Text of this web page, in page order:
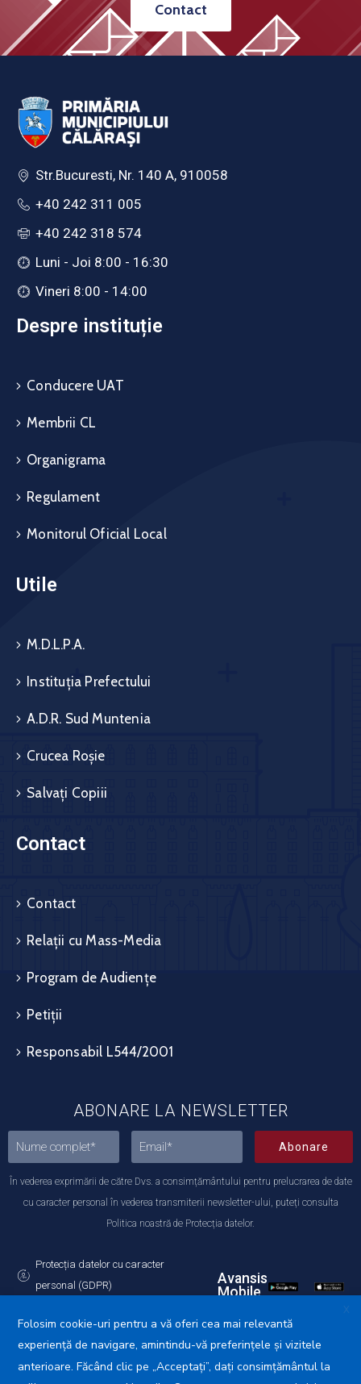
Contact
Str.Bucuresti, Nr. 140 A, 910058
+40 242 311 005
+40 242 318 574
Luni - Joi 8:00 - 16:30
Vineri 8:00 - 14:00
Despre instituție
Conducere UAT
Membrii CL
Organigrama
Regulament
Monitorul Oficial Local
Utile
M.D.L.P.A.
Instituția Prefectului
A.D.R. Sud Muntenia
Crucea Roșie
Salvați Copiii
Contact
Contact
Relații cu Mass-Media
Program de Audiențe
Petiții
Responsabil L544/2001
ABONARE LA NEWSLETTER
Abonare
În vederea exprimării de către Dvs. a consimțământului pentru prelucrarea de date
cu caracter personal în vederea transmiterii newsletter-ului, puteți consulta
Politica noastră de Protecția datelor.
Protecția datelor cu caracter
personal (GDPR)
Avansis
Mobile
X
Folosim cookie-uri pentru a vă oferi cea mai relevantă
experiență de navigare, amintindu-vă preferințele și vizitele
anterioare. Făcând clic pe „Acceptați”, dați consimțământul la